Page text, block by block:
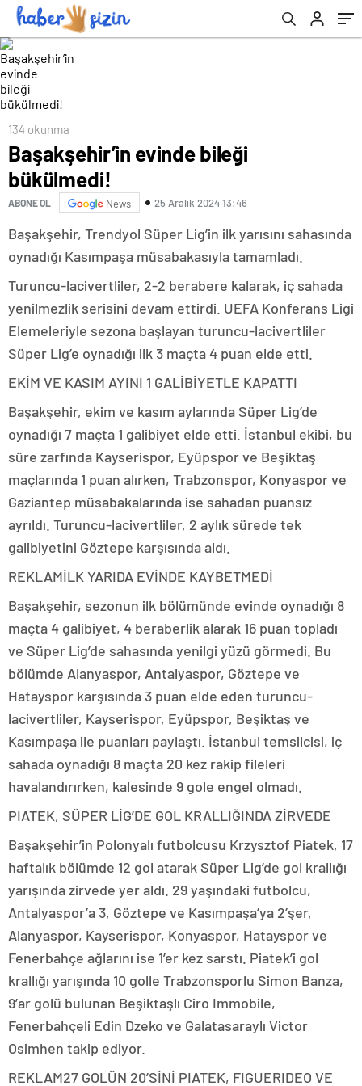
134 okunma
Başakşehir’in evinde bileği
bükülmedi!
ABONE OL News 25 Aralık 2024 13:46
Başakşehir, Trendyol Süper Lig’in ilk yarısını sahasında
oynadığı Kasımpaşa müsabakasıyla tamamladı.
Turuncu-lacivertliler, 2-2 berabere kalarak, iç sahada
yenilmezlik serisini devam ettirdi. UEFA Konferans Ligi
Elemeleriyle sezona başlayan turuncu-lacivertliler
Süper Lig’e oynadığı ilk 3 maçta 4 puan elde etti.
EKİM VE KASIM AYINI 1 GALİBİYETLE KAPATTI
Başakşehir, ekim ve kasım aylarında Süper Lig’de
oynadığı 7 maçta 1 galibiyet elde etti. İstanbul ekibi, bu
süre zarfında Kayserispor, Eyüpspor ve Beşiktaş
maçlarında 1 puan alırken, Trabzonspor, Konyaspor ve
Gaziantep müsabakalarında ise sahadan puansız
ayrıldı. Turuncu-lacivertliler, 2 aylık sürede tek
galibiyetini Göztepe karşısında aldı.
REKLAMİLK YARIDA EVİNDE KAYBETMEDİ
Başakşehir, sezonun ilk bölümünde evinde oynadığı 8
maçta 4 galibiyet, 4 beraberlik alarak 16 puan topladı
ve Süper Lig’de sahasında yenilgi yüzü görmedi. Bu
bölümde Alanyaspor, Antalyaspor, Göztepe ve
Hatayspor karşısında 3 puan elde eden turuncu-
lacivertliler, Kayserispor, Eyüpspor, Beşiktaş ve
Kasımpaşa ile puanları paylaştı. İstanbul temsilcisi, iç
sahada oynadığı 8 maçta 20 kez rakip fileleri
havalandırırken, kalesinde 9 gole engel olmadı.
PIATEK, SÜPER LİG’DE GOL KRALLIĞINDA ZİRVEDE
Başakşehir’in Polonyalı futbolcusu Krzysztof Piatek, 17
haftalık bölümde 12 gol atarak Süper Lig’de gol krallığı
yarışında zirvede yer aldı. 29 yaşındaki futbolcu,
Antalyaspor’a 3, Göztepe ve Kasımpaşa’ya 2’şer,
Alanyaspor, Kayserispor, Konyaspor, Hatayspor ve
Fenerbahçe ağlarını ise 1’er kez sarstı. Piatek’i gol
krallığı yarışında 10 golle Trabzonsporlu Simon Banza,
9’ar golü bulunan Beşiktaşlı Ciro Immobile,
Fenerbahçeli Edin Dzeko ve Galatasaraylı Victor
Osimhen takip ediyor.
REKLAM27 GOLÜN 20’SİNİ PIATEK, FIGUERIDEO VE